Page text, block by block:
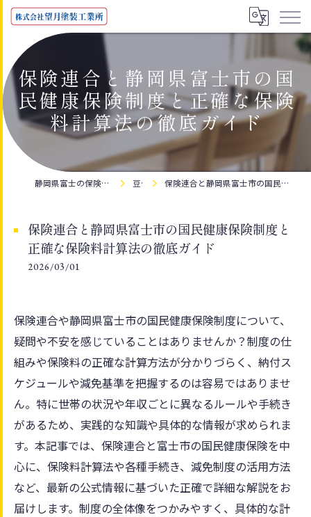
保険連合と静岡県富士市の国
民健康保険制度と正確な保険
料計算法の徹底ガイド
静岡県富士の保険なら株式会社望月塗装工業所 豆知識 保険連合と静岡県富士市の国民健康保険制度と正確な保険料計算法の徹底ガイド
保険連合と静岡県富士市の国民健康保険制度と
正確な保険料計算法の徹底ガイド
2026/03/01
保険連合や静岡県富士市の国民健康保険制度について、
疑問や不安を感じていることはありませんか？制度の仕
組みや保険料の正確な計算方法が分かりづらく、納付ス
ケジュールや減免基準を把握するのは容易ではありませ
ん。特に世帯の状況や年収ごとに異なるルールや手続き
があるため、実践的な知識や具体的な情報が求められま
す。本記事では、保険連合と富士市の国民健康保険を中
心に、保険料計算法や各種手続き、減免制度の活用方法
など、最新の公式情報に基づいた正確で詳細な解説をお
届けします。制度の全体像をつかみやすく、具体的な計